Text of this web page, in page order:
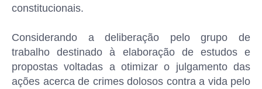
constitucionais.
Considerando a deliberação pelo grupo de
trabalho destinado à elaboração de estudos e
propostas voltadas a otimizar o julgamento das
ações acerca de crimes dolosos contra a vida pelo